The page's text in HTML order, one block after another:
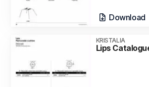
Download
KRISTALIA
Lips